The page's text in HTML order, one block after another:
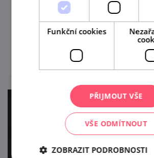
Tematické večerní prohlídky
expozice Galerie
prohlédnout
Funkční cookies
PŘIJMOUT VŠE
VŠE ODMÍTNOUT
ZOBRAZIT PODROBNOSTI